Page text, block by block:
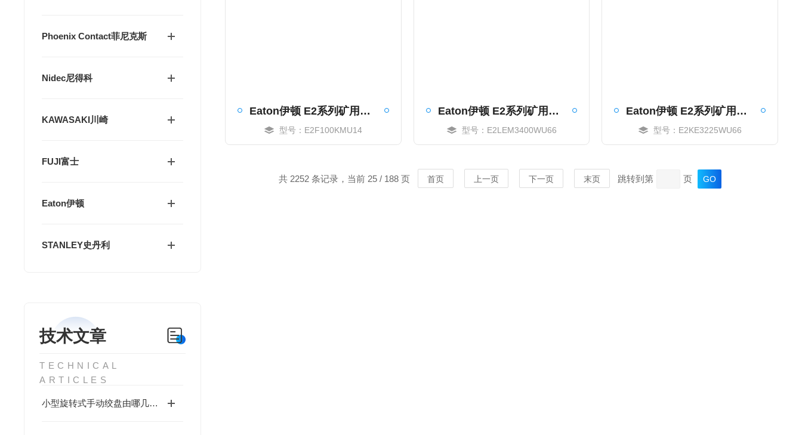
Phoenix Contact菲尼克斯
Nidec尼得科
KAWASAKI川崎
FUJI富士
Eaton伊顿
STANLEY史丹利
技术文章
TECHNICAL
ARTICLES
小型旋转式手动绞盘由哪几部分构成？一文读懂关键组成！
Eaton伊顿 E2系列矿用塑壳断路器
型号：E2F100KMU14
Eaton伊顿 E2系列矿用塑壳断路器
型号：E2LEM3400WU66
Eaton伊顿 E2系列矿用塑壳断路器
型号：E2KE3225WU66
共 2252 条记录，当前 25 / 188 页 首页 上一页 下一页 末页 跳转到第 页